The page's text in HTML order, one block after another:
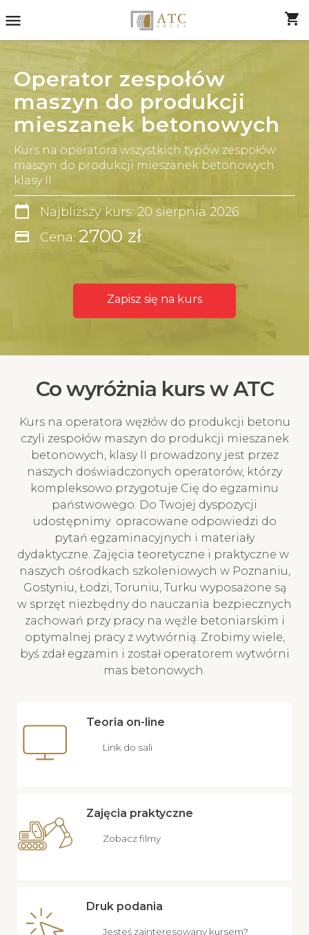
menu shopping_cart
Operator zespołów
maszyn do produkcji
mieszanek betonowych
Kurs na operatora wszystkich typów zespołów
maszyn do produkcji mieszanek betonowych
klasy II
calendar_today Najbliższy kurs: 20 sierpnia 2026
credit_card Cena: 2700 zł
Zapisz się na kurs
Co wyróżnia kurs w ATC
Kurs na operatora węzłów do produkcji betonu
czyli zespołów maszyn do produkcji mieszanek
betonowych, klasy II prowadzony jest przez
naszych doświadczonych operatorów, którzy
kompleksowo przygotuje Cię do egzaminu
państwowego. Do Twojej dyspozycji
udostępnimy opracowane odpowiedzi do
pytań egzaminacyjnych i materiały
dydaktyczne. Zajęcia teoretyczne i praktyczne w
naszych ośrodkach szkoleniowych w Poznaniu,
Gostyniu, Łodzi, Toruniu, Turku wyposażone są
w sprzęt niezbędny do nauczania bezpiecznych
zachowań przy pracy na węźle betoniarskim i
optymalnej pracy z wytwórnią. Zrobimy wiele,
byś zdał egzamin i został operatorem wytwórni
mas betonowych.
Teoria on-line
Link do sali
Zajęcia praktyczne
Zobacz filmy
Druk podania
Jesteś zainteresowany kursem?